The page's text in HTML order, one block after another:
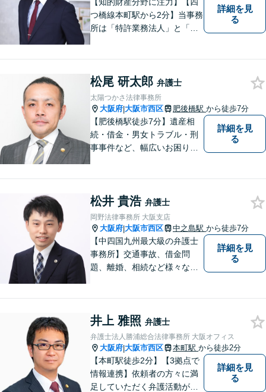
つ橋線本町駅から2分】当事務
所は「特許業務法人」と「弁
ュニケーション」を大切に
し、喜んで頂けるサービスを
提供いたします【法テラス利
用可】
詳細を見
る
松尾 研太郎 弁護士
太陽つかさ法律事務所
大阪府|大阪市西区 肥後橋駅 から徒歩7分
【肥後橋駅徒歩7分】遺産相
続・借金・男女トラブル・刑
事事件など、幅広いお困りご
す。フットワークを活かし、
迅速な解決へと尽力いたしま
す。
詳細を見
る
松井 貴浩 弁護士
岡野法律事務所 大阪支店
大阪府|大阪市西区 中之島駅 から徒歩7分
【中四国九州最大級の弁護士
事務所】交通事故、借金問
題、離婚、相続など様々な問
い！
詳細を見
る
井上 雅照 弁護士
弁護士法人勝浦総合法律事務所 大阪オフィス
大阪府|大阪市西区 本町駅 から徒歩2分
【本町駅徒歩2分】【3拠点で
情報連携】依頼者の方々に満
足していただく弁護活動がモ
詳細を見
る